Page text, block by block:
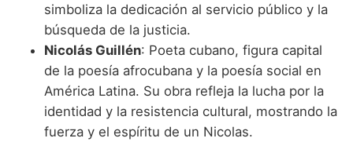
simboliza la dedicación al servicio público y la
búsqueda de la justicia.
Nicolás Guillén: Poeta cubano, figura capital
de la poesía afrocubana y la poesía social en
América Latina. Su obra refleja la lucha por la
identidad y la resistencia cultural, mostrando la
fuerza y el espíritu de un Nicolas.